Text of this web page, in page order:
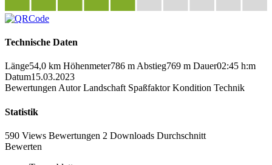
Technische Daten
Länge54,0 km Höhenmeter786 m Abstieg769 m Dauer02:45 h:m
Datum15.03.2023
Bewertungen Autor Landschaft Spaßfaktor Kondition Technik
Statistik
590 Views Bewertungen 2 Downloads Durchschnitt
Bewerten